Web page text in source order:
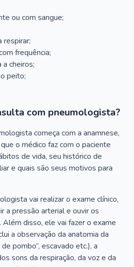
ou com sangue;
respirar;
frequência;
a cheiros;
peito;
com pneumologista?
começa com a anamnese,
o médico faz com o paciente
de vida, seu histórico de
e quais são seus motivos para
vai realizar o exame clínico,
a pressão arterial e ouvir os
disso, ele vai fazer o exame
a observação da anatomia da
pombo”, escavado etc.), a
sons da respiração, da voz e da